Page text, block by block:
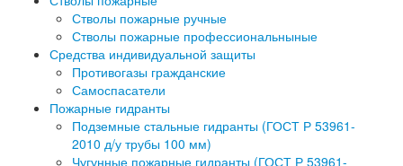
Стволы пожарные ручные
Стволы пожарные профессиональныные
Средства индивидуальной защиты
Противогазы гражданские
Самоспасатели
Пожарные гидранты
Подземные стальные гидранты (ГОСТ Р 53961-
2010 д/у трубы 100 мм)
Чугунные пожарные гидранты (ГОСТ Р 53961-